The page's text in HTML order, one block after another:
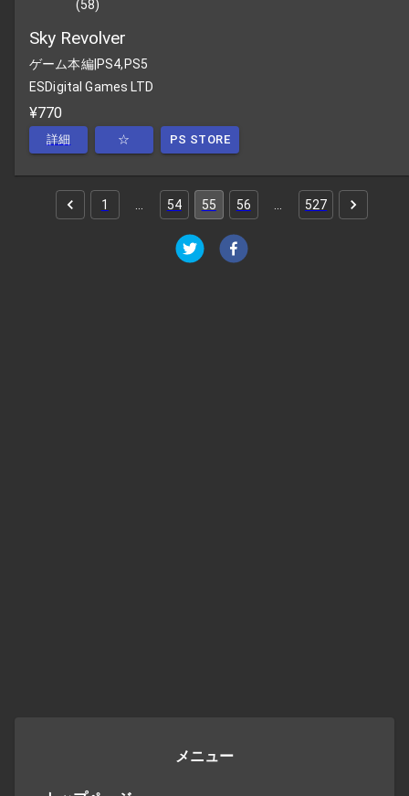
(58)
Sky Revolver
ゲーム本編| PS4,PS5
ESDigital Games LTD
¥770
詳細 ☆ PS STORE
1 54 55 56 527
メニュー